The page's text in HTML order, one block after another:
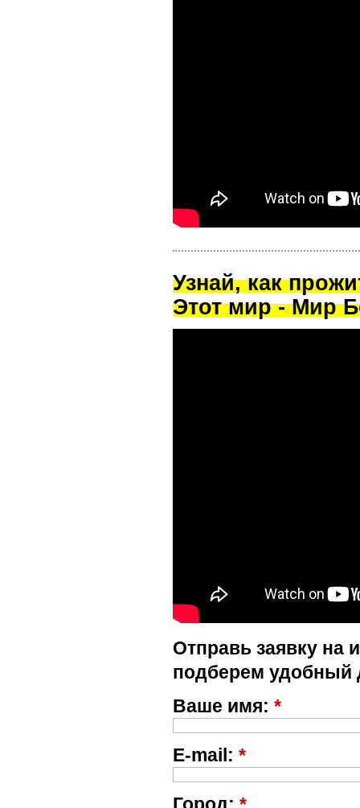
Узнай, как
Этот мир - Мир
Отправь заявку на
подберем удобный
Ваше имя: *
E-mail: *